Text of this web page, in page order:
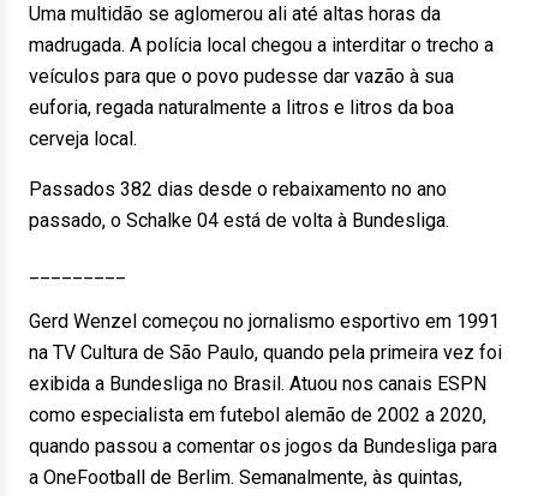
Uma multidão se aglomerou ali até altas horas da
madrugada. A polícia local chegou a interditar o trecho a
veículos para que o povo pudesse dar vazão à sua
euforia, regada naturalmente a litros e litros da boa
cerveja local.
Passados 382 dias desde o rebaixamento no ano
passado, o Schalke 04 está de volta à Bundesliga.
Gerd Wenzel começou no jornalismo esportivo em 1991
na TV Cultura de São Paulo, quando pela primeira vez foi
exibida a Bundesliga no Brasil. Atuou nos canais ESPN
como especialista em futebol alemão de 2002 a 2020,
quando passou a comentar os jogos da Bundesliga para
a OneFootball de Berlim. Semanalmente, às quintas,